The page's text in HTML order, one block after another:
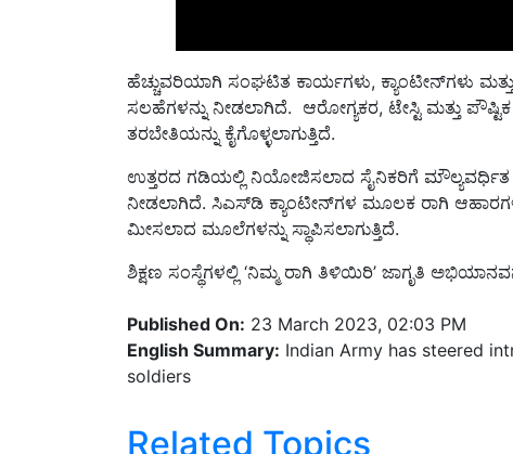
ಹೆಚ್ಚುವರಿಯಾಗಿ ಸಂಘಟಿತ ಕಾರ್ಯಗಳು, ಕ್ಯಾಂಟೀನ್‌ಗಳು
ಸಲಹೆಗಳನ್ನು ನೀಡಲಾಗಿದೆ. ಆರೋಗ್ಯಕರ, ಟೇಸ್ಟಿ ಮತ್ತು ಪೌಷ್ಟಿಕ
ತರಬೇತಿಯನ್ನು ಕೈಗೊಳ್ಳಲಾಗುತ್ತಿದೆ.
ಉತ್ತರದ ಗಡಿಯಲ್ಲಿ ನಿಯೋಜಿಸಲಾದ ಸೈನಿಕರಿಗೆ ಮೌಲ್ಯವರ್ಧಿತ
ನೀಡಲಾಗಿದೆ. ಸಿಎಸ್‌ಡಿ ಕ್ಯಾಂಟೀನ್‌ಗಳ ಮೂಲಕ ರಾಗಿ
ಮೀಸಲಾದ ಮೂಲೆಗಳನ್ನು ಸ್ಥಾಪಿಸಲಾಗುತ್ತಿದೆ.
ಶಿಕ್ಷಣ ಸಂಸ್ಥೆಗಳಲ್ಲಿ ‘ನಿಮ್ಮ ರಾಗಿ ತಿಳಿಯಿರಿ’ ಜಾಗೃತಿ
Published On: 23 March 2023, 02:03 PM
English Summary: Indian Army has steered
soldiers
Related Topics